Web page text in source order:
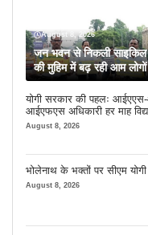
August 8, 2026
जन भवन से निकली साइकिल
की मुहिम में बढ़ रही आम लोगों
योगी सरकार की पहलः
आईएफएस अधिकारी हर माह
August 8, 2026
भोलेनाथ के भक्तों पर सीएम योगी
August 8, 2026